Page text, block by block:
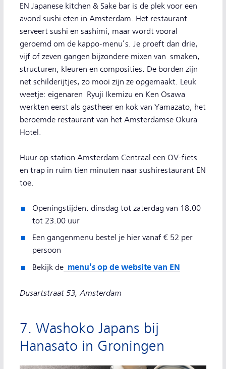
EN Japanese kitchen & Sake bar is de plek voor een
avond sushi eten in Amsterdam. Het restaurant
serveert sushi en sashimi, maar wordt vooral
geroemd om de kappo-menu’s. Je proeft dan drie,
vijf of zeven gangen bijzondere mixen van smaken,
structuren, kleuren en composities. De borden zijn
net schilderijtjes, zo mooi zijn ze opgemaakt. Leuk
weetje: eigenaren Ryuji Ikemizu en Ken Osawa
werkten eerst als gastheer en kok van Yamazato, het
beroemde restaurant van het Amsterdamse Okura
Hotel.
Huur op station Amsterdam Centraal een OV-fiets
en trap in ruim tien minuten naar sushirestaurant EN
toe.
Openingstijden: dinsdag tot zaterdag van 18.00
tot 23.00 uur
Een gangenmenu bestel je hier vanaf € 52 per
persoon
Bekijk de menu's op de website van EN
Dusartstraat 53, Amsterdam
7. Washoko Japans bij
Hanasato in Groningen